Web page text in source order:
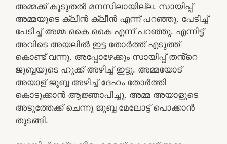
അമ്മക്ക് കൂടുതൽ മനസിലായില്ല. സായിപ്പ്
അമ്മയുടെ ക്ലീൻ ക്ലീൻ എന്ന് പറഞ്ഞു. പേടിച്ച്
പേടിച്ച് അമ്മ ഒകെ ഒകെ എന്ന് പറഞ്ഞു. എന്നിട്ട്
അവിടെ അയലിൽ ഇട്ട തോർത്ത് എടുത്ത്
കൊണ്ട് വന്നു. അപ്പോഴേക്കും സായിപ്പ് തൻ്റെ
ജുബ്ബയുടെ ഹുക്ക് അഴിച്ച് ഇട്ടു. അമ്മയോട്
അയാള് ജുബ്ബ അഴിച്ച് ദേഹം തോർത്തി
കൊടുക്കാൻ ആജ്ഞാപിച്ചു. അമ്മ അയാളുടെ
അടുത്തേക്ക് ചെന്നു ജുബ്ബ മേലോട്ട് പൊക്കാൻ
തുടങ്ങി.